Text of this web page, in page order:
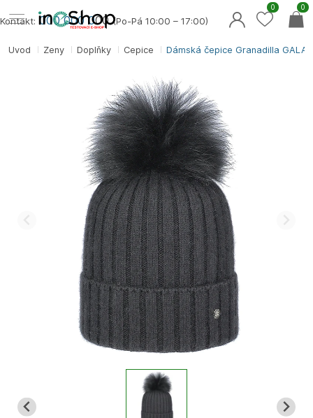
Úvod Ženy Doplňky Čepice Dámská čepice Granadilla
Kontakt: 000 000 000(Po-Pá 10:00 – 17:00)
0
0